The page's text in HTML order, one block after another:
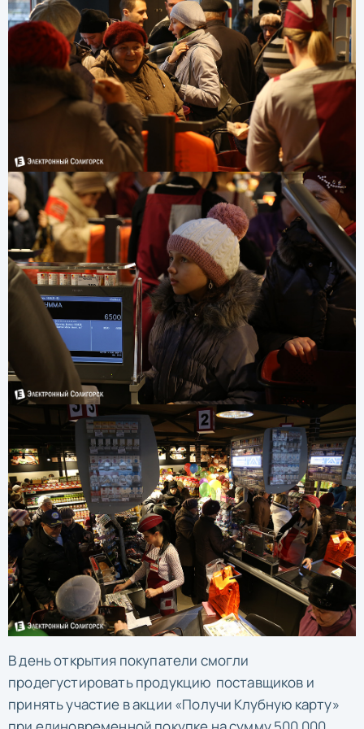
В день открытия покупатели смогли
продегустировать продукцию поставщиков и
принять участие в акции «Получи Клубную карту»